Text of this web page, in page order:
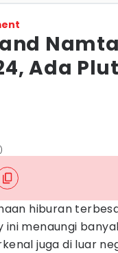
Ada
hiburan
ini menaungi
juga di luar